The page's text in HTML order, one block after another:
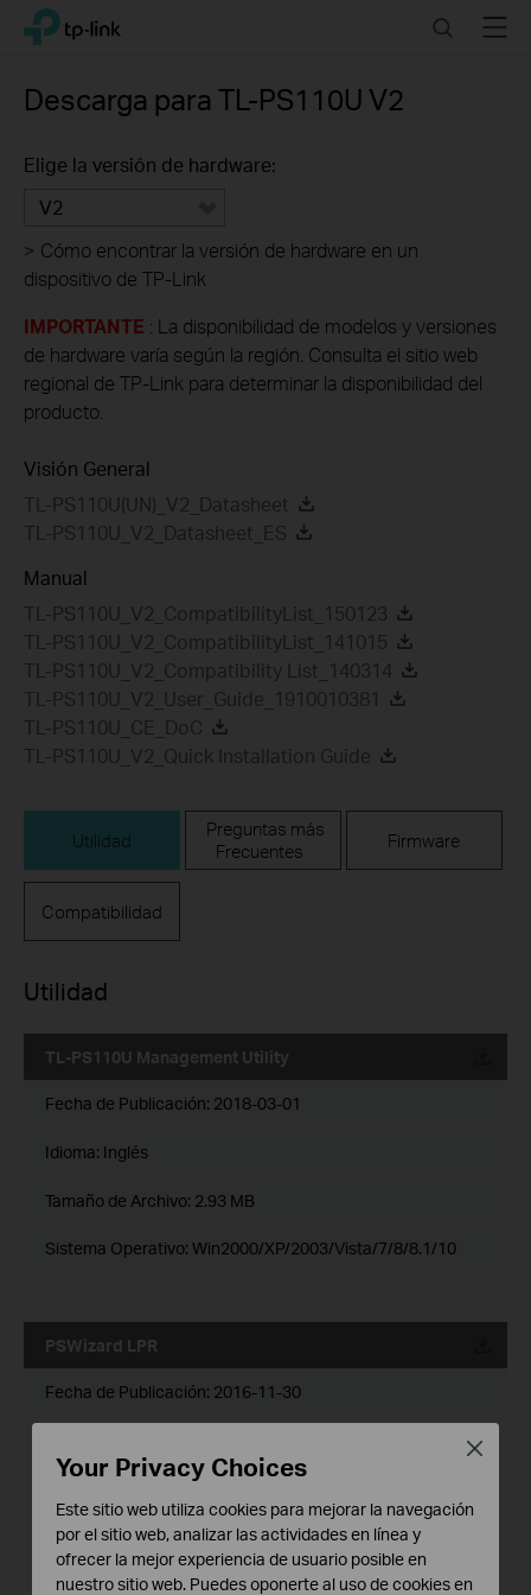
Click
navigation
TP-Link, Reliably Smart SearchMenu
Descarga para TL-PS110U V2
Elige la versión de hardware:
V2
> Cómo encontrar la versión de hardware en un
dispositivo de TP-Link
IMPORTANTE : La disponibilidad de modelos y versiones
de hardware varía según la región. Consulta el sitio web
regional de TP-Link para determinar la disponibilidad del
producto.
Visión General
TL-PS110U(UN)_V2_Datasheet
TL-PS110U_V2_Datasheet_ES
Manual
TL-PS110U_V2_CompatibilityList_150123
TL-PS110U_V2_CompatibilityList_141015
TL-PS110U_V2_Compatibility List_140314
TL-PS110U_V2_User_Guide_1910010381
TL-PS110U_CE_DoC
TL-PS110U_V2_Quick Installation Guide
Utilidad
Preguntas más
Frecuentes
Firmware
Compatibilidad
Utilidad
TL-PS110U Management Utility
Fecha de Publicación: 2018-03-01
Idioma: Inglés
Tamaño de Archivo: 2.93 MB
Sistema Operativo: Win2000/XP/2003/Vista/7/8/8.1/10
PSWizard LPR
Fecha de Publicación: 2016-11-30
Sistema Operativo: Win 2000/XP/Vista/ 7
Your Privacy Choices
Este sitio web utiliza cookies para mejorar la navegación
por el sitio web, analizar las actividades en línea y
ofrecer la mejor experiencia de usuario posible en
nuestro sitio web. Puedes oponerte al uso de cookies en
Close